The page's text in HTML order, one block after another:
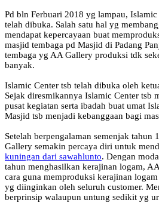
Pd bln Ferbuari 2018 yg lampau, Islamic
telah dibuka. Salah satu hal yg
mendapat kepercayaan buat
masjid tembaga pd Masjid di Padang
tembaga yg AA Gallery produksi tdk
banyak.
Islamic Center tsb telah dibuka oleh
Sejak diresmikannya Islamic Center tsb
pusat kegiatan serta ibadah buat umat
Masjid tsb menjadi kebanggaan bagi
Setelah berpengalaman semenjak tahun
Gallery semakin percaya diri untuk
kuningan dari sawahlunto. Dengan
tahun menghasilkan kerajinan logam,
cara guna memproduksi kerajinan
yg diinginkan oleh seluruh customer.
berprinsip walaupun untung sedikit yg